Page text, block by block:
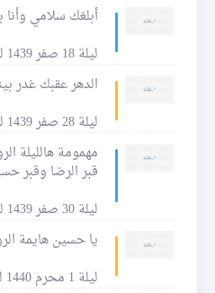
أبلغك سلامي
ليلة 18 صفر 1439 للهجرة
الدهر عقبك غدر
ليلة 28 صفر 1439 للهجرة
مهمومة هالليلة
قبر الرضا وقبر
ليلة 30 صفر 1439 للهجرة
يا حسين هايمة
ليلة 1 محرم 1440 للهجرة